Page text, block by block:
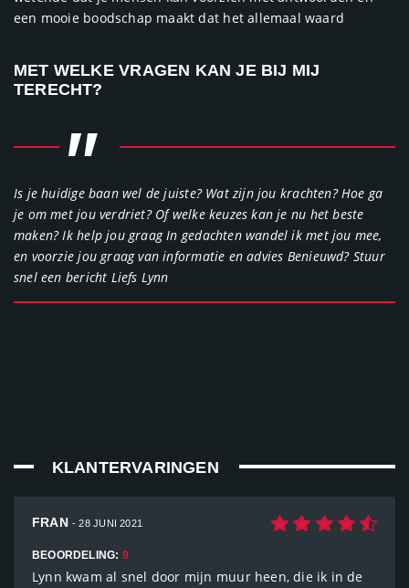
een mooie boodschap maakt dat het allemaal waard
MET WELKE VRAGEN KAN JE BIJ MIJ
TERECHT?
"
Is je huidige baan wel de juiste? Wat zijn jou krachten? Hoe ga
je om met jou verdriet? Of welke keuzes kan je nu het beste
maken? Ik help jou graag In gedachten wandel ik met jou mee,
en voorzie jou graag van informatie en advies Benieuwd? Stuur
snel een bericht Liefs Lynn
KLANTERVARINGEN
FRAN- 28 JUNI 2021
BEOORDELING: 9
Lynn kwam al snel door mijn muur heen, die ik in de